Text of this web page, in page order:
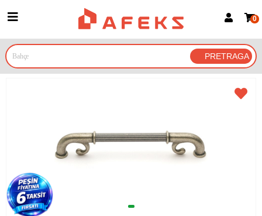
Prijava za članove
Prijavite se Google nalogom
0